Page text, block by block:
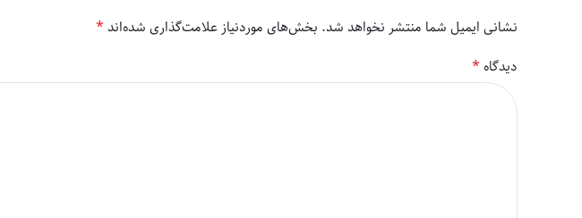
نشانی ایمیل شما منتشر نخواهد شد. بخش‌های موردنیاز علامت‌گذاری شده‌اند*
دیدگاه*